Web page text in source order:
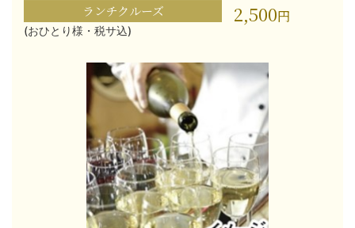
ランチクルーズ 2,500円
(おひとり様・税サ込)